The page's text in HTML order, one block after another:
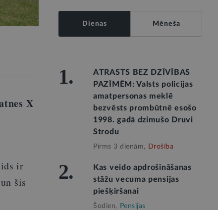
X
ir
šis
Dienas Mēneša
1.
ATRASTS BEZ DZĪVĪBAS
PAZĪMĒM: Valsts policijas
amatpersonas meklē
bezvēsts prombūtnē esošo
1998. gadā dzimušo Druvi
Strodu
Pirms 3 dienām, Drošība
2.
Kas veido apdrošināšanas
stāžu vecuma pensijas
piešķiršanai
Šodien, Pensijas